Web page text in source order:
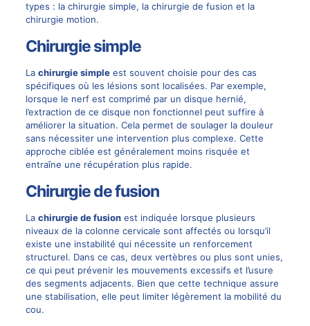
types : la chirurgie simple, la chirurgie de fusion et la
chirurgie motion.
Chirurgie simple
La chirurgiesimpleest souvent choisie pour des cas
spécifiques où les lésions sont localisées. Par exemple,
lorsque le nerf est comprimé par un disque hernié,
l’extraction de ce disque non fonctionnel peut suffire à
améliorer la situation. Cela permet de soulager la douleur
sans nécessiter une intervention plus complexe. Cette
approche ciblée est généralement moins risquée et
entraîne une récupération plus rapide.
Chirurgie de fusion
La chirurgie de fusionest indiquée lorsque plusieurs
niveaux de la colonne cervicale sont affectés ou lorsqu’il
existe une instabilité qui nécessite un renforcement
structurel. Dans ce cas, deux vertèbres ou plus sont unies,
ce qui peut prévenir les mouvements excessifs et l’usure
des segments adjacents. Bien que cette technique assure
une stabilisation, elle peut limiter légèrement la mobilité du
cou.